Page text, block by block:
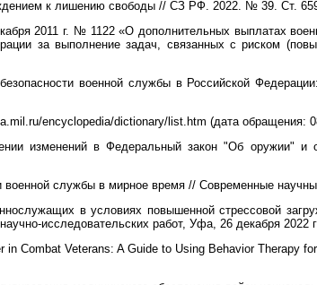
к лишению свободы // СЗ РФ. 2022. № 39. Ст.
2011 г. № 1122 «О дополнительных выплатах
за выполнение задач, связанных с риском
военной службы в Российской
encyclopedia/dictionary/list.htm (дата обращения:
изменений в Федеральный закон "Об оружии" и
военной службы в мирное время // Современные
в условиях повышенной стрессовой
исследовательских работ, Уфа, 26 декабря 2022
in Combat Veterans: A Guide to Using Behavior Therapy